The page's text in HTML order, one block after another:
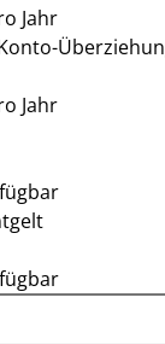
Jahr
Jahr